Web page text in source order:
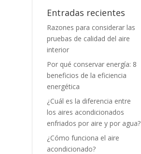
Entradas recientes
Razones para considerar las
pruebas de calidad del aire
interior
Por qué conservar energía: 8
beneficios de la eficiencia
energética
¿Cuál es la diferencia entre
los aires acondicionados
enfriados por aire y por agua?
¿Cómo funciona el aire
acondicionado?